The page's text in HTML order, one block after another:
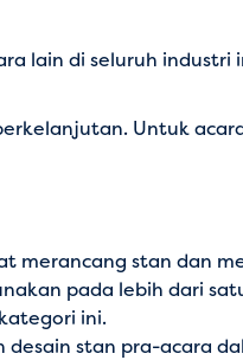
lain di seluruh industri
Untuk
merancang stan dan
pada lebih dari
ini.
stan pra-acara